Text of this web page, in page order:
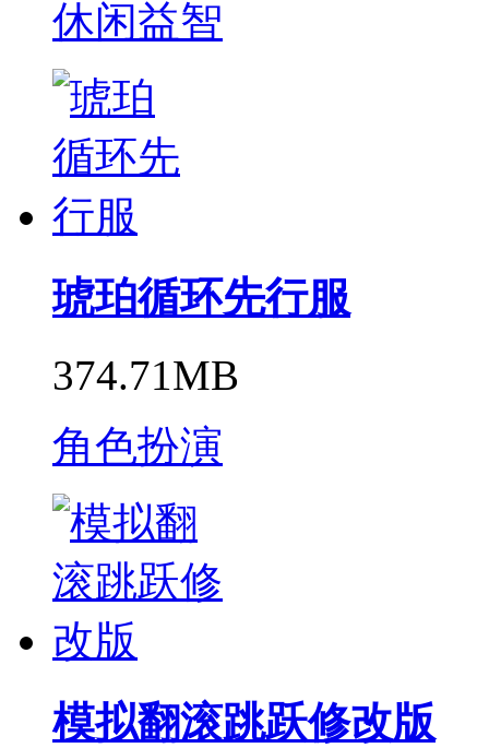
休闲益智
琥珀循环先行服
374.71MB
角色扮演
模拟翻滚跳跃修改版